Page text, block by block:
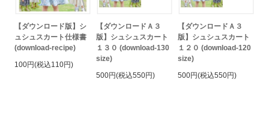
【ダウンロード版】シ
ュシュスカート仕様書
(download-recipe)
100円(税込110円)
【ダウンロードＡ３
版】シュシュスカート
１３０ (download-130
size)
500円(税込550円)
【ダウンロードＡ３
版】シュシュスカート
１２０ (download-120
size)
500円(税込550円)